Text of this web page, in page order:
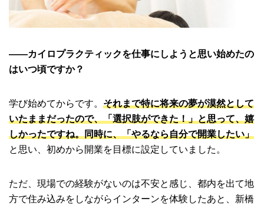
――カイロプラクティックを仕事にしようと思い始めたの
はいつ頃ですか？
学び始めてからです。 それまで特に将来の夢が漠然として
いたままだったので、「選択肢ができた！」と思って、嬉
しかったですね。同時に、「やるなら自分で開業したい」
と思い、初めから開業を目標に設定していました。
ただ、現場での経験がないのは不安と感じ、都内を出て地
方で住み込みをしながらインターンを体験したあと、新橋